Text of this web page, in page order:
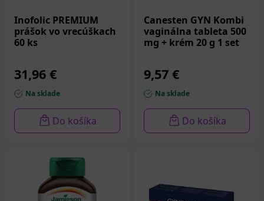
Inofolic PREMIUM
prášok vo vrecúškach
60 ks
31,96 €
Na sklade
Do košíka
Canesten GYN Kombi
vaginálna tableta 500
mg + krém 20 g 1 set
9,57 €
Na sklade
Do košíka